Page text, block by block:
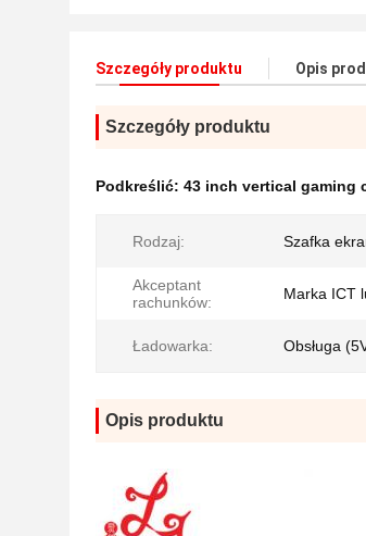
Szczegóły produktu Opis
Szczegóły produktu
Podkreślić: 43 inch vertical gaming
Rodzaj: Szafka
Akceptant
rachunków:
Marka ICT
Ładowarka: Obsługa
Opis produktu